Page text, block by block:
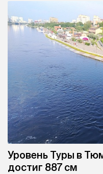
Уровень Туры в
достиг 887 см